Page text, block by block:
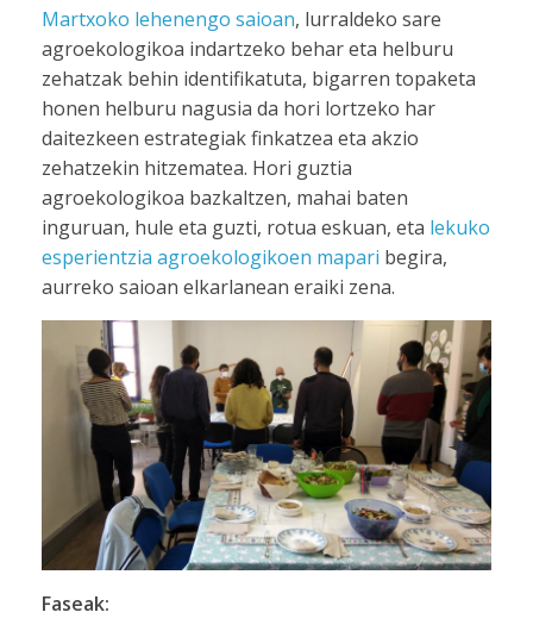
Martxoko lehenengo saioan, lurraldeko sare
agroekologikoa indartzeko behar eta helburu
zehatzak behin identifikatuta, bigarren topaketa
honen helburu nagusia da hori lortzeko har
daitezkeen estrategiak finkatzea eta akzio
zehatzekin hitzematea. Hori guztia
agroekologikoa bazkaltzen, mahai baten
inguruan, hule eta guzti, rotua eskuan, eta lekuko
esperientzia agroekologikoen mapari begira,
aurreko saioan elkarlanean eraiki zena.
Faseak: